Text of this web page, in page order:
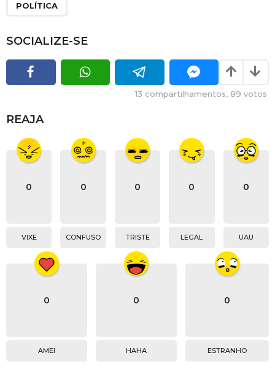
POLÍTICA
SOCIALIZE-SE
13 compartilhamentos, 89 votos
REAJA
0
VIXE
0
CONFUSO
0
TRISTE
0
LEGAL
0
UAU
0
AMEI
0
HAHA
0
ESTRANHO